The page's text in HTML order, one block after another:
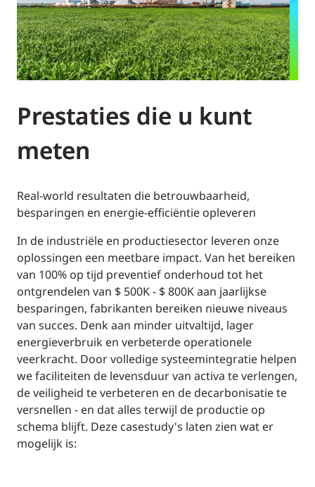
Prestaties die u kunt
meten
Real-world resultaten die betrouwbaarheid,
besparingen en energie-efficiëntie opleveren
In de industriële en productiesector leveren onze
oplossingen een meetbare impact. Van het bereiken
van 100% op tijd preventief onderhoud tot het
ontgrendelen van $ 500K - $ 800K aan jaarlijkse
besparingen, fabrikanten bereiken nieuwe niveaus
van succes. Denk aan minder uitvaltijd, lager
energieverbruik en verbeterde operationele
veerkracht. Door volledige systeemintegratie helpen
we faciliteiten de levensduur van activa te verlengen,
de veiligheid te verbeteren en de decarbonisatie te
versnellen - en dat alles terwijl de productie op
schema blijft. Deze casestudy's laten zien wat er
mogelijk is: